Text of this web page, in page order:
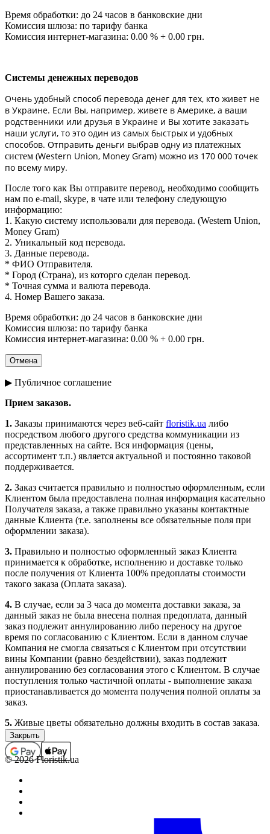
Время обработки: до 24 часов в банковские дни
Комиссия шлюза: по тарифу банка
Комиссия интернет-магазина: 0.00 % + 0.00 грн.
Системы денежных переводов
Очень удобный способ перевода денег для тех, кто живет не
в Украине. Если Вы, например, живете в Америке, а ваши
родственники или друзья в Украине и Вы хотите заказать
наши услуги, то это один из самых быстрых и удобных
способов. Отправить деньги выбрав одну из платежных
систем (Western Union, Money Gram) можно из 170 000 точек
по всему миру.
После того как Вы отправите перевод, необходимо сообщить
нам по e-mail, skype, в чате или телефону следующую
информацию:
1. Какую систему использовали для перевода. (Western Union,
Money Gram)
2. Уникальный код перевода.
3. Данные перевода.
* ФИО Отправителя.
* Город (Страна), из которго сделан перевод.
* Точная сумма и валюта перевода.
4. Номер Вашего заказа.
Время обработки: до 24 часов в банковские дни
Комиссия шлюза: по тарифу банка
Комиссия интернет-магазина: 0.00 % + 0.00 грн.
▶ Публичное соглашение
Прием заказов.
1. Заказы принимаются через веб-сайт floristik.ua либо
посредством любого другого средства коммуникации из
представленных на сайте. Вся информация (цены,
ассортимент т.п.) является актуальной и постоянно таковой
поддерживается.
2. Заказ считается правильно и полностью оформленным, если
Клиентом была предоставлена полная информация касательно
Получателя заказа, а также правильно указаны контактные
данные Клиента (т.е. заполнены все обязательные поля при
оформлении заказа).
3. Правильно и полностью оформленный заказ Клиента
принимается к обработке, исполнению и доставке только
после получения от Клиента 100% предоплаты стоимости
такого заказа (Оплата заказа).
4. В случае, если за 3 часа до момента доставки заказа, за
данный заказ не была внесена полная предоплата, данный
заказ подлежит аннулированию либо переносу на другое
время по согласованию с Клиентом. Если в данном случае
Компания не смогла связаться с Клиентом при отсутствии
вины Компании (равно бездействии), заказ подлежит
аннулированию без согласования этого с Клиентом. В случае
поступления только частичной оплаты - выполнение заказа
приостанавливается до момента получения полной оплаты за
заказ.
5. Живые цветы обязательно должны входить в состав заказа.
Заказы, которые не содержат в своем составе цветочной
продукции (срезанные живые и комнатные цветы), не
принимаются, а ошибочно принятые подлежат
аннулированию (с возвратом средств, если заказ был оплачен).
В отдельных случаях выполнение заказов, которые не
содержат в своем составе цветочной продукции, возможно
только по предварительному согласованию с менеджером.
Полностью оформленным и принятым к выполнению,
© 2026 Floristik.ua